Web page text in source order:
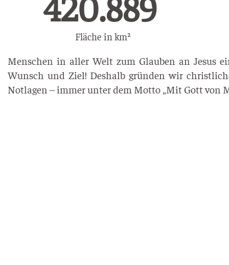
Fläche in km²
Menschen in aller Welt zum Glauben an Jesus
Wunsch und Ziel! Deshalb gründen wir
Notlagen – immer unter dem Motto „Mit Gott von